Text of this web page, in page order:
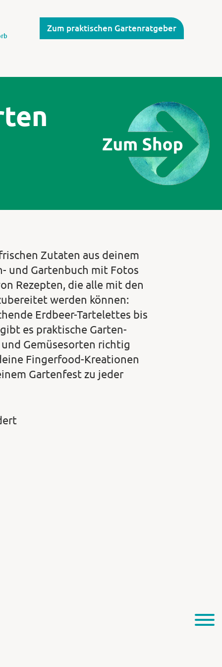
Zum praktischen Gartenratgeber
Zutaten aus deinem
und Gartenbuch mit Fotos
Rezepten, die alle mit den
werden können:
Erdbeer-Tartelettes bis
es praktische Garten-
Gemüsesorten richtig
Fingerfood-Kreationen
Gartenfest zu jeder